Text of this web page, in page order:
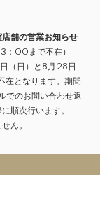
舗の営業お知らせ
00まで不在）
（日）と8月28日
在となります。期間
でのお問い合わせ返
順次行います。
ん。